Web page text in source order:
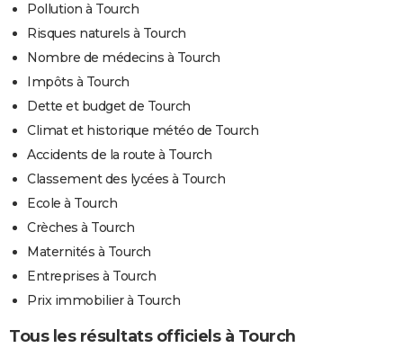
Pollution à Tourch
Risques naturels à Tourch
Nombre de médecins à Tourch
Impôts à Tourch
Dette et budget de Tourch
Climat et historique météo de Tourch
Accidents de la route à Tourch
Classement des lycées à Tourch
Ecole à Tourch
Crèches à Tourch
Maternités à Tourch
Entreprises à Tourch
Prix immobilier à Tourch
Tous les résultats officiels à Tourch